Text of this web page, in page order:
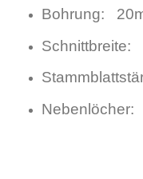
Bohrung:
Schnittbreite: